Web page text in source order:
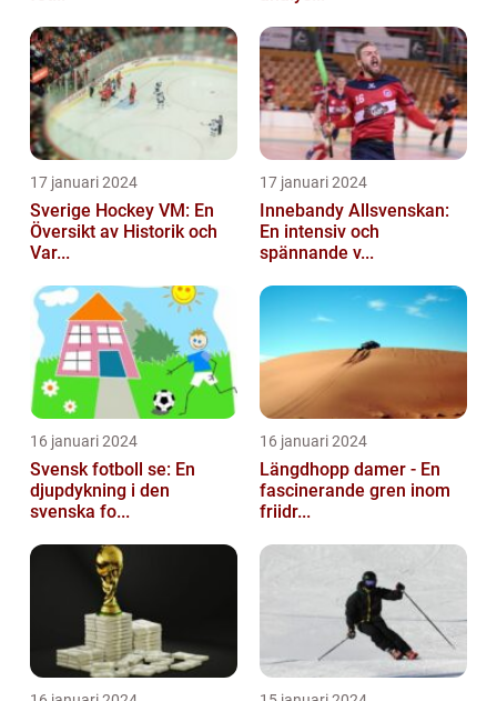
17 januari 2024
Sverige Hockey VM: En
Översikt av Historik och
Var...
17 januari 2024
Innebandy Allsvenskan:
En intensiv och
spännande v...
16 januari 2024
Svensk fotboll se: En
djupdykning i den
svenska fo...
16 januari 2024
Längdhopp damer - En
fascinerande gren inom
friidr...